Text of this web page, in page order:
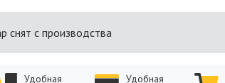
снят с производства
Удобная Удобная